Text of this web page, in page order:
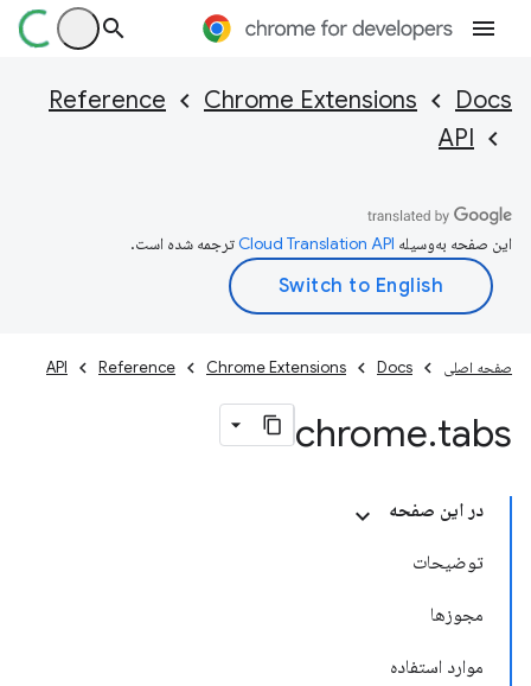
Docs
Chrome Extensions
Reference
API
این صفحه به‌وسیله ترجمه شده است.
صفحه اصلی Docs
Chrome Extensions
Reference
API
chrome.tabs
در این صفحه
توضیحات
مجوزها
موارد استفاده